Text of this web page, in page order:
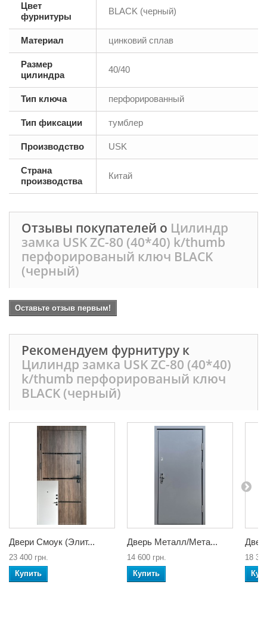
Цвет
фурнитуры
BLACK (черный)
Материал цинковий сплав
Размер
цилиндра
40/40
Тип ключа перфорированный
Тип фиксации тумблер
Производство USK
Страна
производства
Китай
Отзывы покупателей о Цилиндр
замка USK ZC-80 (40*40) k/thumb
перфорированый ключ BLACK
(черный)
Оставьте отзыв первым!
Рекомендуем фурнитуру к
Цилиндр замка USK ZC-80 (40*40)
k/thumb перфорированый ключ
BLACK (черный)
Двери Смоук (Элит...
23 400 грн.
Купить
Дверь Металл/Мета...
14 600 грн.
Купить
18